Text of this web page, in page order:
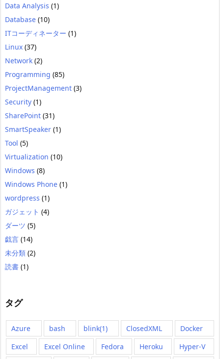
Data Analysis (1)
Database (10)
ITコーディネーター (1)
Linux (37)
Network (2)
Programming (85)
ProjectManagement (3)
Security (1)
SharePoint (31)
SmartSpeaker (1)
Tool (5)
Virtualization (10)
Windows (8)
Windows Phone (1)
wordpress (1)
ガジェット (4)
ダーツ (5)
戯言 (14)
未分類 (2)
読書 (1)
タグ
Azure bash blink(1) ClosedXML
Docker
Excel
Excel Online Fedora Heroku
Hyper-V